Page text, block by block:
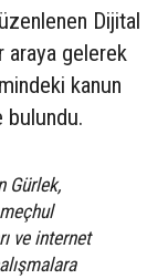
Dijital
araya gelerek
kanun
bulundu.
Gürlek,
ve internet